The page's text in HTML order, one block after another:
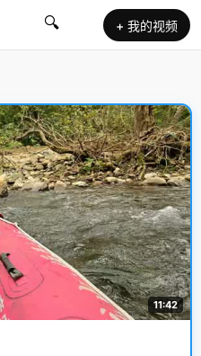
🔍 + 我的视频
11:42